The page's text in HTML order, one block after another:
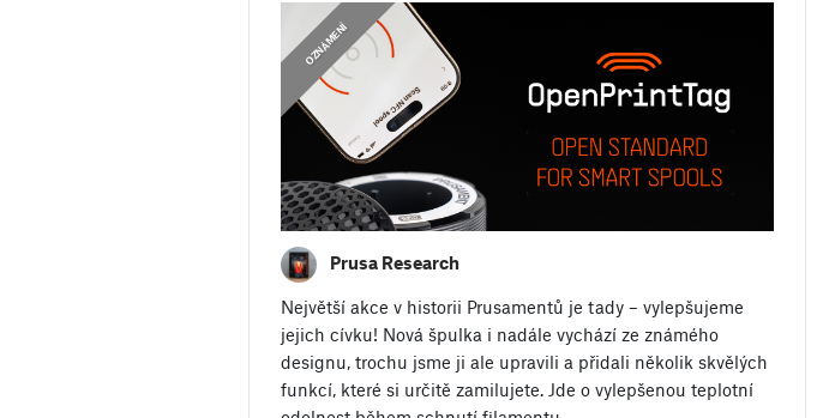
OZNÁMENÍ
Prusa Research
Největší akce v historii Prusamentů je tady – vylepšujeme
jejich cívku! Nová špulka i nadále vychází ze známého
designu, trochu jsme ji ale upravili a přidali několik skvělých
funkcí, které si určitě zamilujete. Jde o vylepšenou teplotní